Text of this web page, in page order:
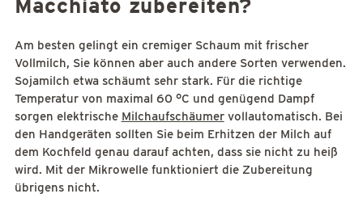
Macchiato zubereiten?
Am besten gelingt ein cremiger Schaum mit frischer
Vollmilch, Sie können aber auch andere Sorten verwenden.
Sojamilch etwa schäumt sehr stark. Für die richtige
Temperatur von maximal 60 °C und genügend Dampf
sorgen elektrische Milchaufschäumervollautomatisch. Bei
den Handgeräten sollten Sie beim Erhitzen der Milch auf
dem Kochfeld genau darauf achten, dass sie nicht zu heiß
wird. Mit der Mikrowelle funktioniert die Zubereitung
übrigens nicht.